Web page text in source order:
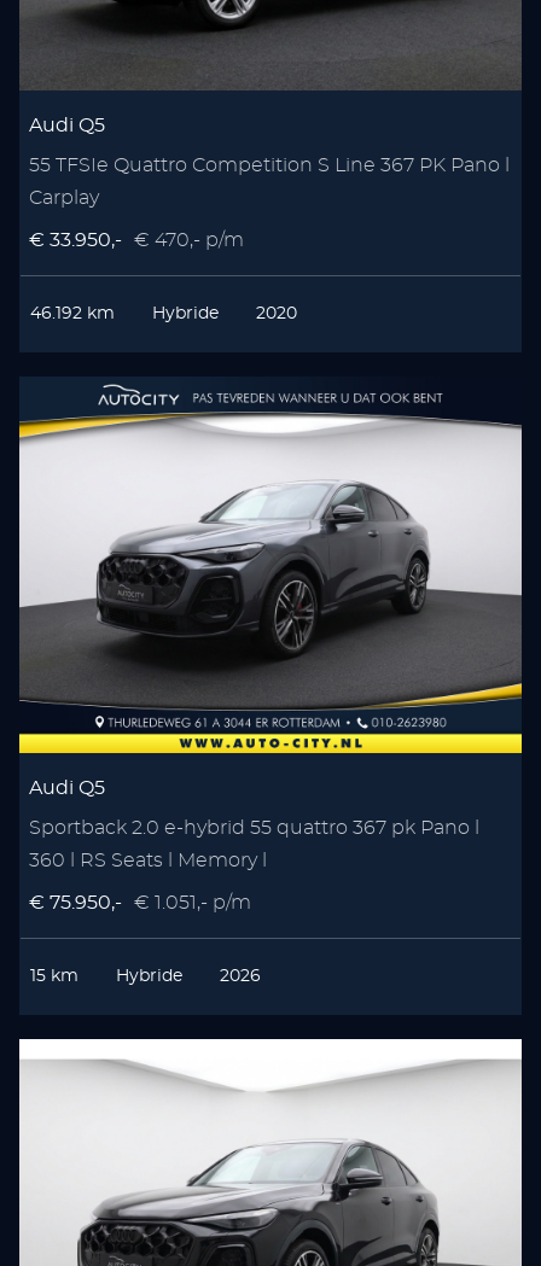
Audi Q5
55 TFSIe Quattro Competition S Line 367 PK Pano l
Carplay
€ 33.950,- € 470,- p/m
46.192 km Hybride 2020
Audi Q5
Sportback 2.0 e-hybrid 55 quattro 367 pk Pano l
360 l RS Seats l Memory l
€ 75.950,- € 1.051,- p/m
15 km Hybride 2026